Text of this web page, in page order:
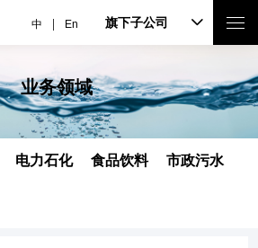
中 En 旗下子公司
业务领域
电力石化 食品饮料 市政污水